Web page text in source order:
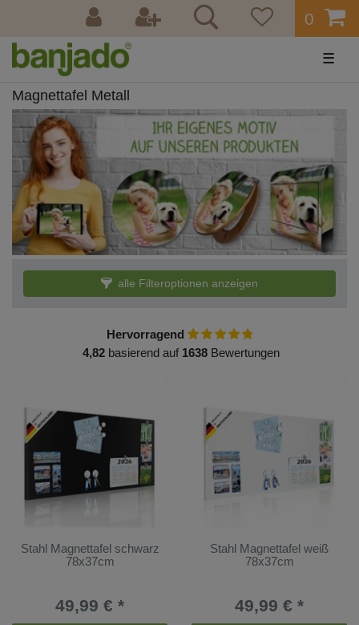
0
☰
Magnettafel Metall
alle Filteroptionen anzeigen
Hervorragend
4,82 basierend auf 1638 Bewertungen
Stahl Magnettafel schwarz
78x37cm
49,99 € *
Stahl Magnettafel weiß
78x37cm
49,99 € *